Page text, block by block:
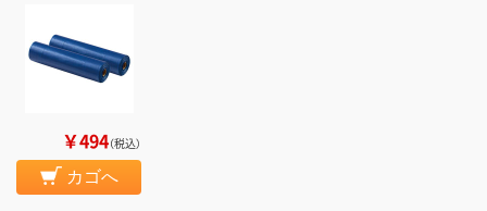
￥494（税込）
カゴへ